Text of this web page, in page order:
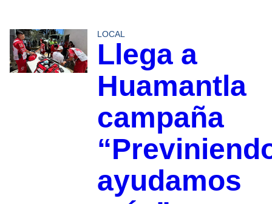
LOCAL
Llega a
Huamantla
campaña
ayudamos